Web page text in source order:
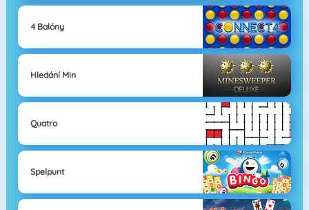
4 Balóny
Hledání Min
Quatro
Spelpunt